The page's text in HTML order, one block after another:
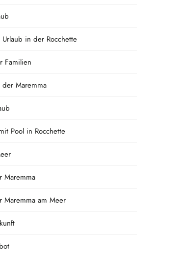
in der Rocchette
Familien
Maremma
Pool in Rocchette
Maremma
Maremma am Meer